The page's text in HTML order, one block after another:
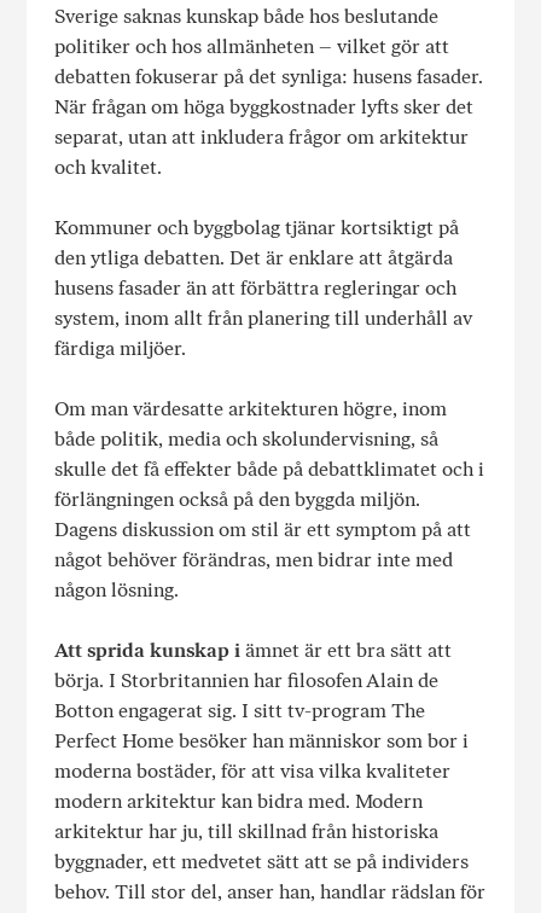
Sverige saknas kunskap både hos beslutande
politiker och hos allmänheten – vilket gör att
debatten fokuserar på det synliga: husens fasader.
När frågan om höga byggkostnader lyfts sker det
separat, utan att inkludera frågor om arkitektur
och kvalitet.
Kommuner och byggbolag tjänar kortsiktigt på
den ytliga debatten. Det är enklare att åtgärda
husens fasader än att förbättra regleringar och
system, inom allt från planering till underhåll av
färdiga miljöer.
Om man värdesatte arkitekturen högre, inom
både politik, media och skolundervisning, så
skulle det få effekter både på debattklimatet och i
förlängningen också på den byggda miljön.
Dagens diskussion om stil är ett symptom på att
något behöver förändras, men bidrar inte med
någon lösning.
Att sprida kunskap iämnet är ett bra sätt att
börja. I Storbritannien har filosofen Alain de
Botton engagerat sig. I sitt tv-program The
Perfect Home besöker han människor som bor i
moderna bostäder, för att visa vilka kvaliteter
modern arkitektur kan bidra med. Modern
arkitektur har ju, till skillnad från historiska
byggnader, ett medvetet sätt att se på individers
behov. Till stor del, anser han, handlar rädslan för